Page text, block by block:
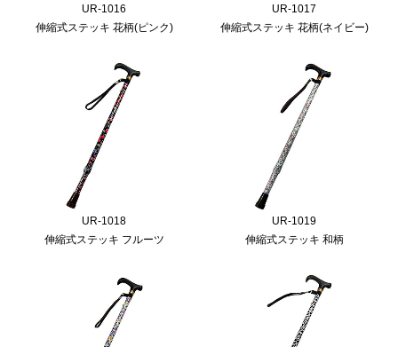
UR-1016
伸縮式ステッキ 花柄(ピンク)
UR-1017
伸縮式ステッキ 花柄(ネイビー)
UR-1018
伸縮式ステッキ フルーツ
UR-1019
伸縮式ステッキ 和柄